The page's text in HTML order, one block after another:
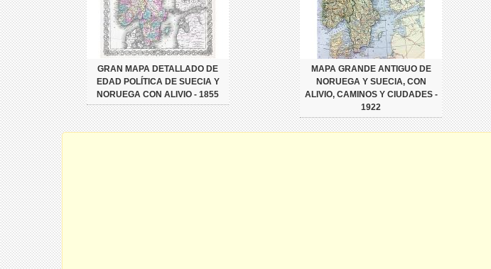
GRAN MAPA DETALLADO DE
EDAD POLÍTICA DE SUECIA Y
NORUEGA CON ALIVIO - 1855
MAPA GRANDE ANTIGUO DE
NORUEGA Y SUECIA, CON
ALIVIO, CAMINOS Y CIUDADES -
1922